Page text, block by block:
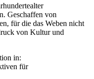
Geschaffen von
für die das Weben nicht
von Kultur und
in:
für